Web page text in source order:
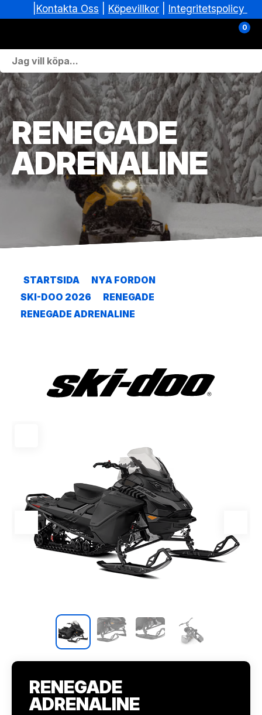
Köpevillkor| Integritetspolicy
0
Skoterdelar & Tillbehör
ATV-delar & Tillbehör
Sprängskisser
Nya fordon
Verkstad
RENEGADE
ADRENALINE
STARTSIDA
NYA FORDON
SKI-DOO 2026
RENEGADE
RENEGADE ADRENALINE
RENEGADE
ADRENALINE